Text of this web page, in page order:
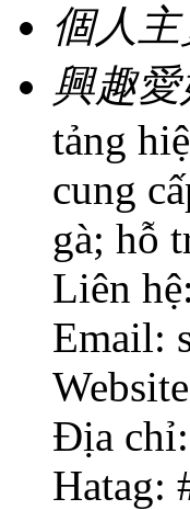
個人
興趣
tảng
cung
gà; hỗ
Liên
Email:
Địa
Hatag: